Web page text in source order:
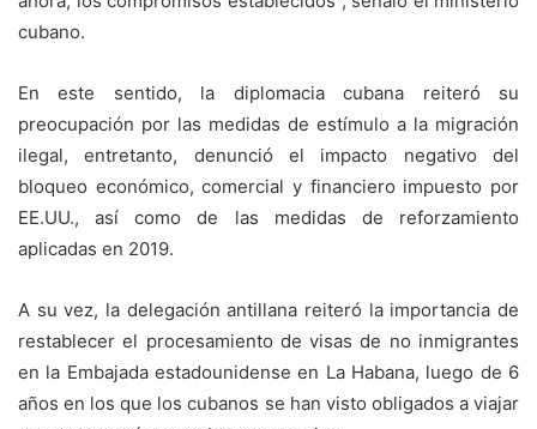
cubano.
En este sentido, la diplomacia cubana reiteró su
preocupación por las medidas de estímulo a la migración
ilegal, entretanto, denunció el impacto negativo del
bloqueo económico, comercial y financiero impuesto por
EE.UU., así como de las medidas de reforzamiento
aplicadas en 2019.
A su vez, la delegación antillana reiteró la importancia de
restablecer el procesamiento de visas de no inmigrantes
en la Embajada estadounidense en La Habana, luego de 6
años en los que los cubanos se han visto obligados a viajar